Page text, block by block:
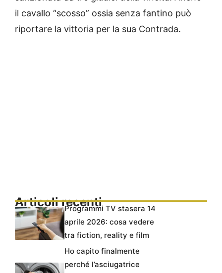
il cavallo “scosso” ossia senza fantino può
riportare la vittoria per la sua Contrada.
Articoli recentiProgrammi TV stasera 14
aprile 2026: cosa vedere
tra fiction, reality e film
Ho capito finalmente
perché l’asciugatrice